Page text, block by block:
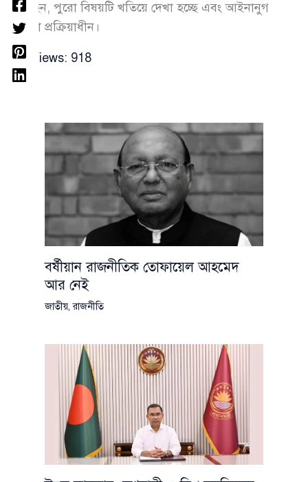
বলছেন, পুরো বিষয়টি খতিয়ে দেখা হচ্ছে এবং আইনানুগ
ব্যবস্থা প্রক্রিয়াধীন।
Views: 918
বর্ষীয়ান রাজনীতিক তোফায়েল আহমেদ
আর নেই
জাতীয়,রাজনীতি